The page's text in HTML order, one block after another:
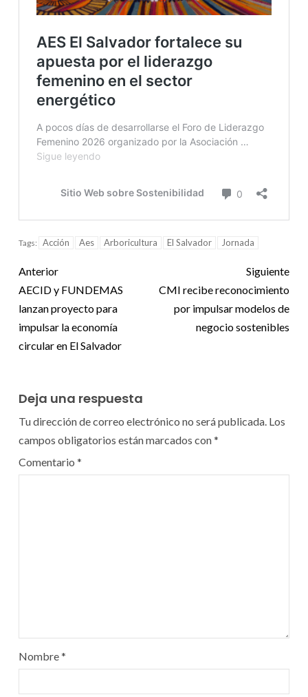
Tags: Acción Aes Arboricultura El Salvador Jornada
Anterior
AECID y FUNDEMAS
lanzan proyecto para
impulsar la economía
circular en El Salvador
Siguiente
CMI recibe reconocimiento
por impulsar modelos de
negocio sostenibles
Deja una respuesta
Tu dirección de correo electrónico no será publicada. Los
campos obligatorios están marcados con*
Comentario *
Nombre*